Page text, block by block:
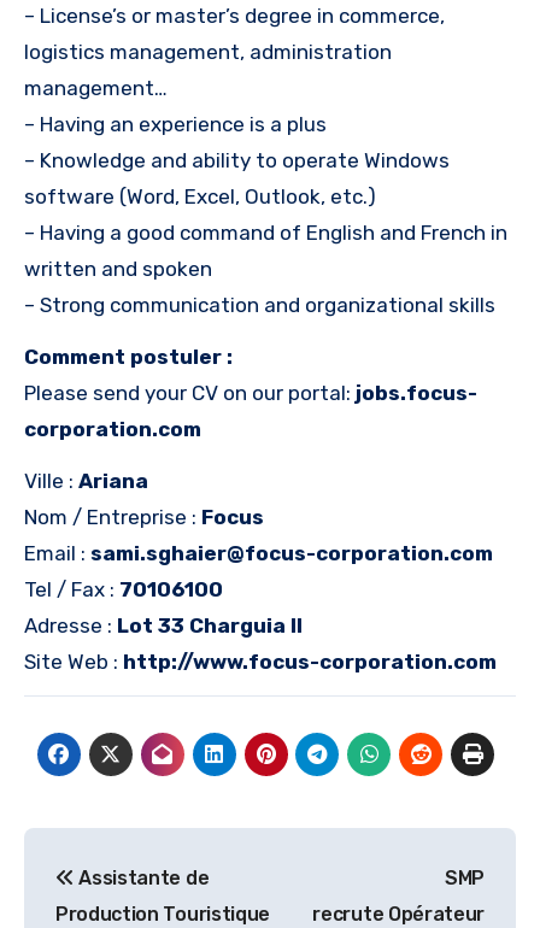
– License’s or master’s degree in commerce,
logistics management, administration
management…
– Having an experience is a plus
– Knowledge and ability to operate Windows
software (Word, Excel, Outlook, etc.)
– Having a good command of English and French in
written and spoken
– Strong communication and organizational skills
Comment postuler :
Please send your CV on our portal: jobs.focus-
corporation.com
Ville : Ariana
Nom / Entreprise : Focus
Email : sami.sghaier@focus-corporation.com
Tel / Fax : 70106100
Adresse : Lot 33 Charguia II
Site Web : http://www.focus-corporation.com
de
Assistante de
Production Touristique
SMP
recrute Opérateur